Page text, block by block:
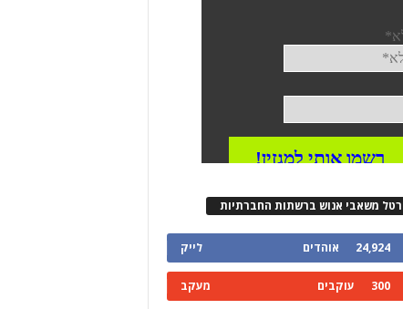
משאבי אנוש ברשתות החברתיות
24,924 אוהדים לייק
300 עוקבים מעקב